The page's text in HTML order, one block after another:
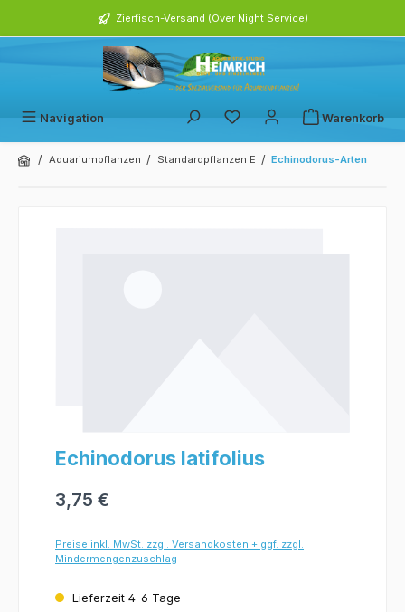
Zierfisch-Versand (Over Night Service)
Navigation Warenkorb
/ Aquariumpflanzen / Standardpflanzen E / Echinodorus-Arten
Echinodorus latifolius
3,75 €
Preise inkl. MwSt. zzgl. Versandkosten + ggf. zzgl.
Mindermengenzuschlag
Lieferzeit 4-6 Tage